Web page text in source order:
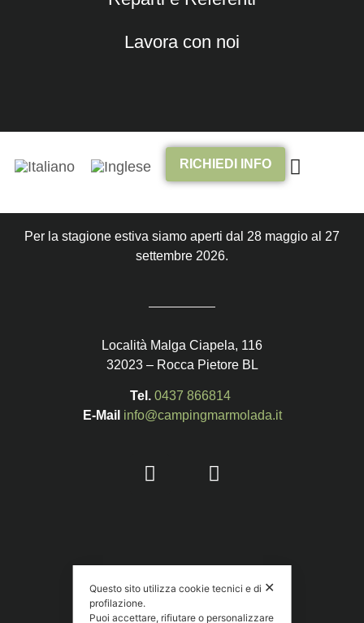
RICHIEDI INFO
Lavora con noi
Camping Marmolada
Per la stagione estiva siamo aperti dal 28 maggio al 27
settembre 2026.
Località Malga Ciapela, 116
32023 – Rocca Pietore BL
Tel. 0437 866814
E-Mail info@campingmarmolada.it
✕
Questo sito utilizza cookie tecnici e di
profilazione.
Puoi accettare, rifiutare o personalizzare